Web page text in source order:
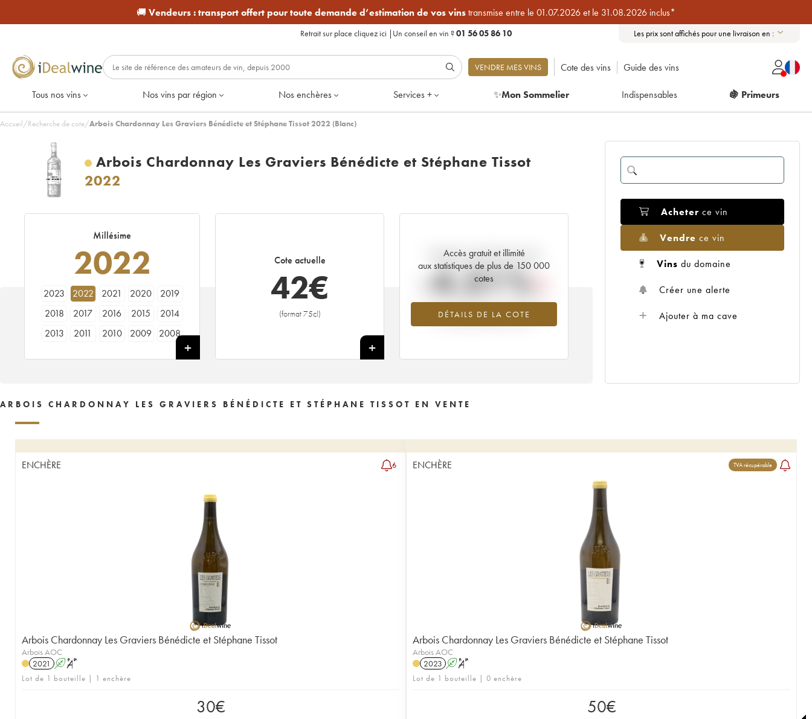
🚚 Vendeurs :transport offert pour toute demande d’estimation de vos vinstransmise entre le 01.07.2026 et le 31.08.2026 inclus*
Retrait sur place cliquez ici | Un conseil en vin ?01 56 05 86 10 Les prix sont affichés pour une livraison en :
VENDRE MES VINS Cote des vins Guide des vins
Tous nos vins Nos vins par région Nos enchères Services + ✨Mon Sommelier Indispensables 🍇 Primeurs
Accueil/Recherche de cote/Arbois Chardonnay Les Graviers Bénédicte et Stéphane Tissot 2022 (Blanc)
Arbois Chardonnay Les Graviers Bénédicte et Stéphane Tissot
2022
Millésime
2022
2023 2022 2021 2020
2019
2018
2017 2016 2015
2014
2013
2011 2010 2009
2008
Cote actuelle
42€
(format 75cl)
+
Accès gratuit et illimité
aux statistiques de plus de 150 000
cotes
DÉTAILS DE LA COTE
Tendance actuelle de la cote
-4.31%
Tendance à la baisse du millésime 2022
en 2026 par rapport à 2025
Acheter ce vin
Vendre ce vin
Vins du domaine
Créer une alerte
Ajouter à ma cave
ARBOIS CHARDONNAY LES GRAVIERS BÉNÉDICTE ET STÉPHANE TISSOT EN VENTE
ENCHÈRE 6
Arbois Chardonnay Les Graviers Bénédicte et Stéphane Tissot
Arbois AOC
2021
A S
Lot de 1 bouteille | 1 enchère
30€
ENCHÈRE TVA récupérable
Arbois Chardonnay Les Graviers Bénédicte et Stéphane Tissot
Arbois AOC
2023 A S
Lot de 1 bouteille | 0 enchère
50€